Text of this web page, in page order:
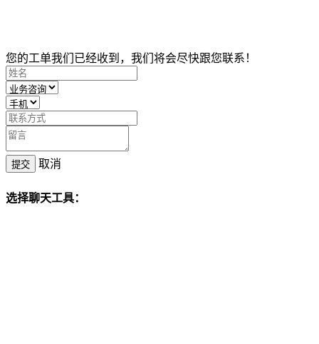
您的工单我们已经收到，我们将会尽快跟您联系！
提交 取消
选择聊天工具：